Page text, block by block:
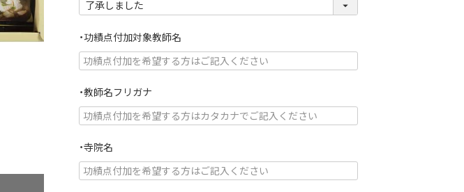
必
・功績点付加対象教師名
・教師名フリガナ
・寺院名